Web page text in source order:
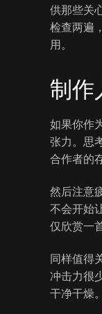
供那些关
检查两遍
用。
制作
如果你作
张力。思
合作者的
然后注意
不会开始
仅欣赏一
同样值得
冲击力很
干净干燥